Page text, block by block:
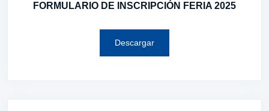
FORMULARIO DE INSCRIPCIÓN FERIA 2025
Descargar